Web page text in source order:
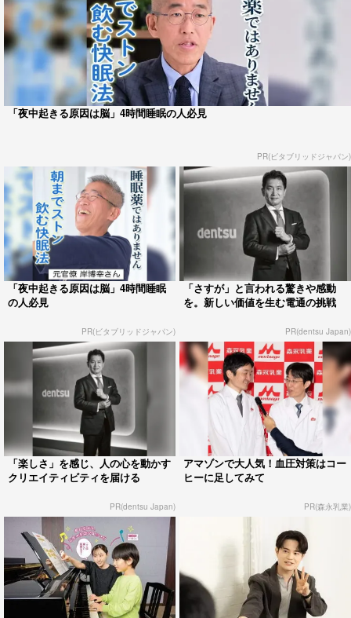
「夜中起きる原因は脳」4時間睡眠の人必見
PR(ビタブリッドジャパン)
「夜中起きる原因は脳」4時間睡眠
の人必見
PR(ビタブリッドジャパン)
「さすが」と言われる驚きや感動
を。新しい価値を生む電通の挑戦
PR(dentsu Japan)
「楽しさ」を感じ、人の心を動かす
クリエイティビティを届ける
PR(dentsu Japan)
アマゾンで大人気！血圧対策はコー
ヒーに足してみて
PR(森永乳業)